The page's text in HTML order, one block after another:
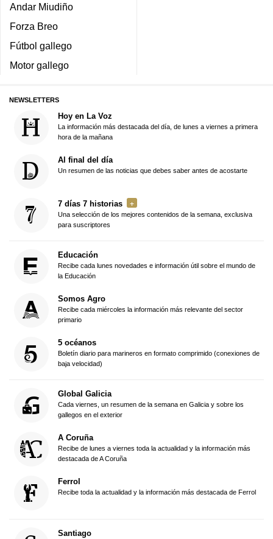
Andar Miudiño
Forza Breo
Fútbol gallego
Motor gallego
NEWSLETTERS
Hoy en La Voz
La información más destacada del día, de lunes a viernes a primera
hora de la mañana
Al final del día
Un resumen de las noticias que debes saber antes de acostarte
7 días 7 historias
Una selección de los mejores contenidos de la semana, exclusiva
para suscriptores
Educación
Recibe cada lunes novedades e información útil sobre el mundo de
la Educación
Somos Agro
Recibe cada miércoles la información más relevante del sector
primario
5 océanos
Boletín diario para marineros en formato comprimido (conexiones de
baja velocidad)
Global Galicia
Cada viernes, un resumen de la semana en Galicia y sobre los
gallegos en el exterior
A Coruña
Recibe de lunes a viernes toda la actualidad y la información más
destacada de A Coruña
Ferrol
Recibe toda la actualidad y la información más destacada de Ferrol
Santiago